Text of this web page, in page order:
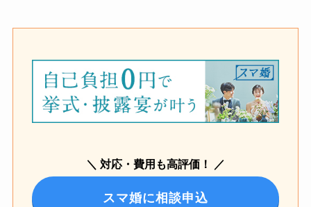
＼ 対応・費用も高評価！ ／
スマ婚に相談申込